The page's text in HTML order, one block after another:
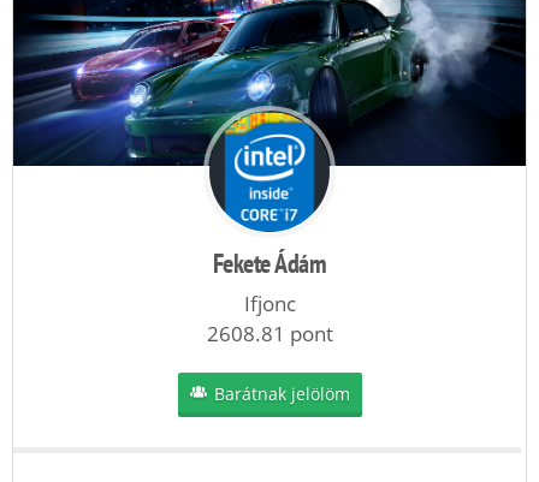
Fekete Ádám
Ifjonc
2608.81 pont
Barátnak jelölöm